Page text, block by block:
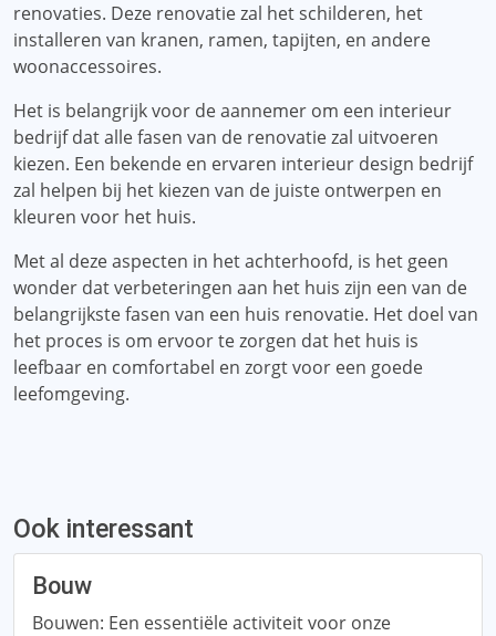
renovaties. Deze renovatie zal het schilderen, het
installeren van kranen, ramen, tapijten, en andere
woonaccessoires.
Het is belangrijk voor de aannemer om een ​​interieur
bedrijf dat alle fasen van de renovatie zal uitvoeren
kiezen. Een bekende en ervaren interieur design bedrijf
zal helpen bij het kiezen van de juiste ontwerpen en
kleuren voor het huis.
Met al deze aspecten in het achterhoofd, is het geen
wonder dat verbeteringen aan het huis zijn een van de
belangrijkste fasen van een huis renovatie. Het doel van
het proces is om ervoor te zorgen dat het huis is
leefbaar en comfortabel en zorgt voor een goede
leefomgeving.
Ook interessant
Bouw
Bouwen: Een essentiële activiteit voor onze